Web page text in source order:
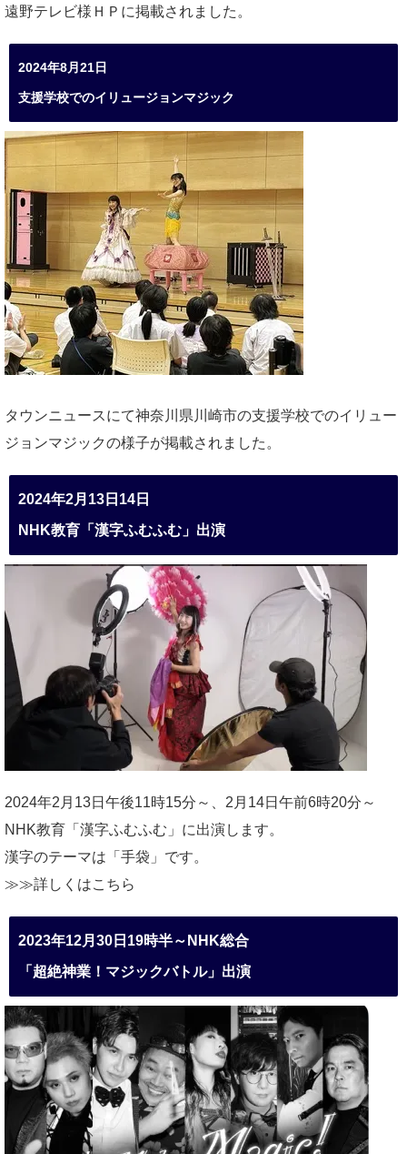
遠野テレビ様ＨＰに掲載されました。
2024年8月21日
支援学校でのイリュージョンマジック
タウンニュースにて神奈川県川崎市の支援学校でのイリュー
ジョンマジックの様子が掲載されました。
2024年2月13日14日
NHK教育「漢字ふむふむ」出演
2024年2月13日午後11時15分～、2月14日午前6時20分～
NHK教育「漢字ふむふむ」に出演します。
漢字のテーマは「手袋」です。
≫≫詳しくはこちら
2023年12月30日19時半～NHK総合
「超絶神業！マジックバトル」出演